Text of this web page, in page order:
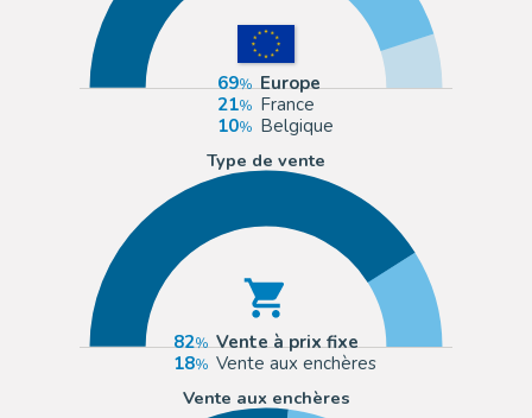
69
Europe
21
France
10
Belgique
Type de vente
82
Vente à prix fixe
18
Vente aux enchères
Vente aux enchères